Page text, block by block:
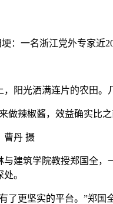
：一名浙江党外专家近
光洒满连片的农田。
辣椒酱，效益确实比之
曹丹 摄
筑学院教授郑国全，
。
更坚实的平台。”郑国